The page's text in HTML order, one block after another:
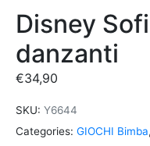
Disney
danzanti
€34,90
SKU: Y6644
Categories: GIOCHI Bimba,